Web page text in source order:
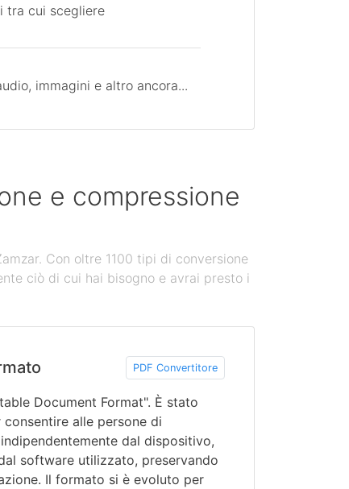
tra cui scegliere
immagini e altro ancora...
e compressione
Con oltre 1100 tipi di conversione
ciò di cui hai bisogno e avrai presto i
PDF Convertitore
Document Format". È stato
alle persone di
dal dispositivo,
software utilizzato, preservando
Il formato si è evoluto per